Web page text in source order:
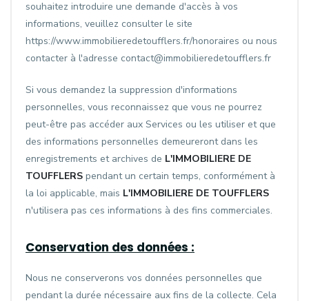
souhaitez introduire une demande d'accès à vos
informations, veuillez consulter le site
https://www.immobilieredetoufflers.fr/honoraires ou nous
contacter à l'adresse contact@immobilieredetoufflers.fr
Si vous demandez la suppression d'informations
personnelles, vous reconnaissez que vous ne pourrez
peut-être pas accéder aux Services ou les utiliser et que
des informations personnelles demeureront dans les
enregistrements et archives de L'IMMOBILIERE DE
TOUFFLERS pendant un certain temps, conformément à
la loi applicable, mais L'IMMOBILIERE DE TOUFFLERS
n'utilisera pas ces informations à des fins commerciales.
Conservation des données :
Nous ne conserverons vos données personnelles que
pendant la durée nécessaire aux fins de la collecte. Cela